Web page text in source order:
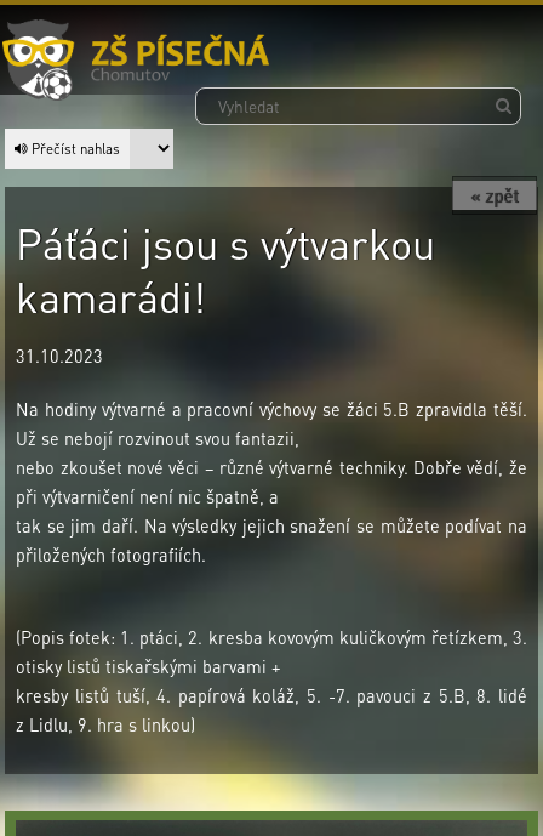
Přečíst nahlas
« zpět
Páťáci jsou s výtvarkou
kamarádi!
31.10.2023
Na hodiny výtvarné a pracovní výchovy se žáci 5.B zpravidla těší.
Už se nebojí rozvinout svou fantazii,
nebo zkoušet nové věci – různé výtvarné techniky. Dobře vědí, že
při výtvarničení není nic špatně, a
tak se jim daří. Na výsledky jejich snažení se můžete podívat na
přiložených fotografiích.
(Popis fotek: 1. ptáci, 2. kresba kovovým kuličkovým řetízkem, 3.
otisky listů tiskařskými barvami +
kresby listů tuší, 4. papírová koláž, 5. -7. pavouci z 5.B, 8. lidé
z Lidlu, 9. hra s linkou)